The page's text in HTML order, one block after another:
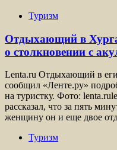
Туризм
Отдыхающий в
о столкновении с
Lenta.ru Отдыхающий в
сообщил «Ленте.ру»
на туристку. Фото:
рассказал, что за пять
женщину он и еще двое
Туризм